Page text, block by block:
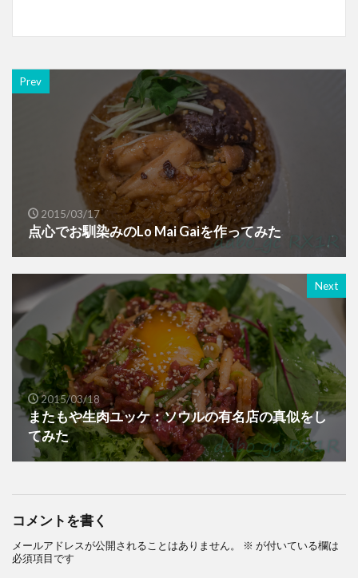
Prev
2015/03/17
点心でお馴染みのLo Mai Gaiを作ってみた
Next
2015/03/18
またもや生肉ユッケ：ソウルの有名店の真似をし
てみた
コメントを書く
メールアドレスが公開されることはありません。 ※ が付いている欄は
必須項目です